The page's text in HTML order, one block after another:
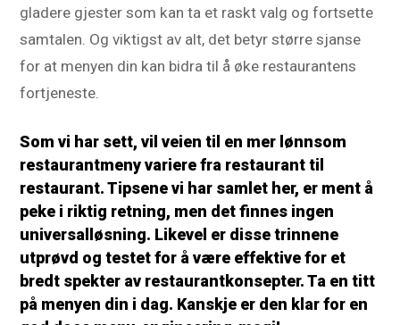
gladere gjester som kan ta et raskt valg og fortsette
samtalen. Og viktigst av alt, det betyr større sjanse
for at menyen din kan bidra til å øke restaurantens
fortjeneste.
Som vi har sett, vil veien til en mer lønnsom
restaurantmeny variere fra restaurant til
restaurant. Tipsene vi har samlet her, er ment å
peke i riktig retning, men det finnes ingen
universalløsning. Likevel er disse trinnene
utprøvd og testet for å være effektive for et
bredt spekter av restaurantkonsepter. Ta en titt
på menyen din i dag. Kanskje er den klar for en